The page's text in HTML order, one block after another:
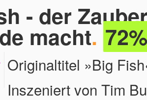
- der
macht. 72%
Originaltitel »Big
Inszeniert von Tim